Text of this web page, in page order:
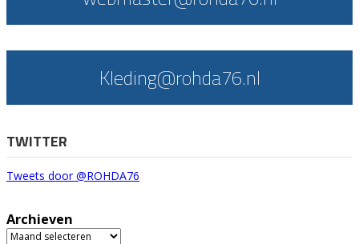
Kleding@rohda76.nl
TWITTER
Tweets door @ROHDA76
Archieven
Archieven